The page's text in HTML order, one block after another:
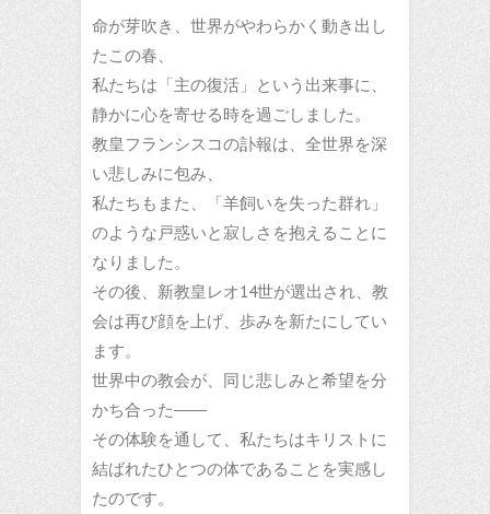
命が芽吹き、世界がやわらかく動き出し
たこの春、
私たちは「主の復活」という出来事に、
静かに心を寄せる時を過ごしました。
教皇フランシスコの訃報は、全世界を深
い悲しみに包み、
私たちもまた、「羊飼いを失った群れ」
のような戸惑いと寂しさを抱えることに
なりました。
その後、新教皇レオ14世が選出され、教
会は再び顔を上げ、歩みを新たにしてい
ます。
世界中の教会が、同じ悲しみと希望を分
かち合った――
その体験を通して、私たちはキリストに
結ばれたひとつの体であることを実感し
たのです。